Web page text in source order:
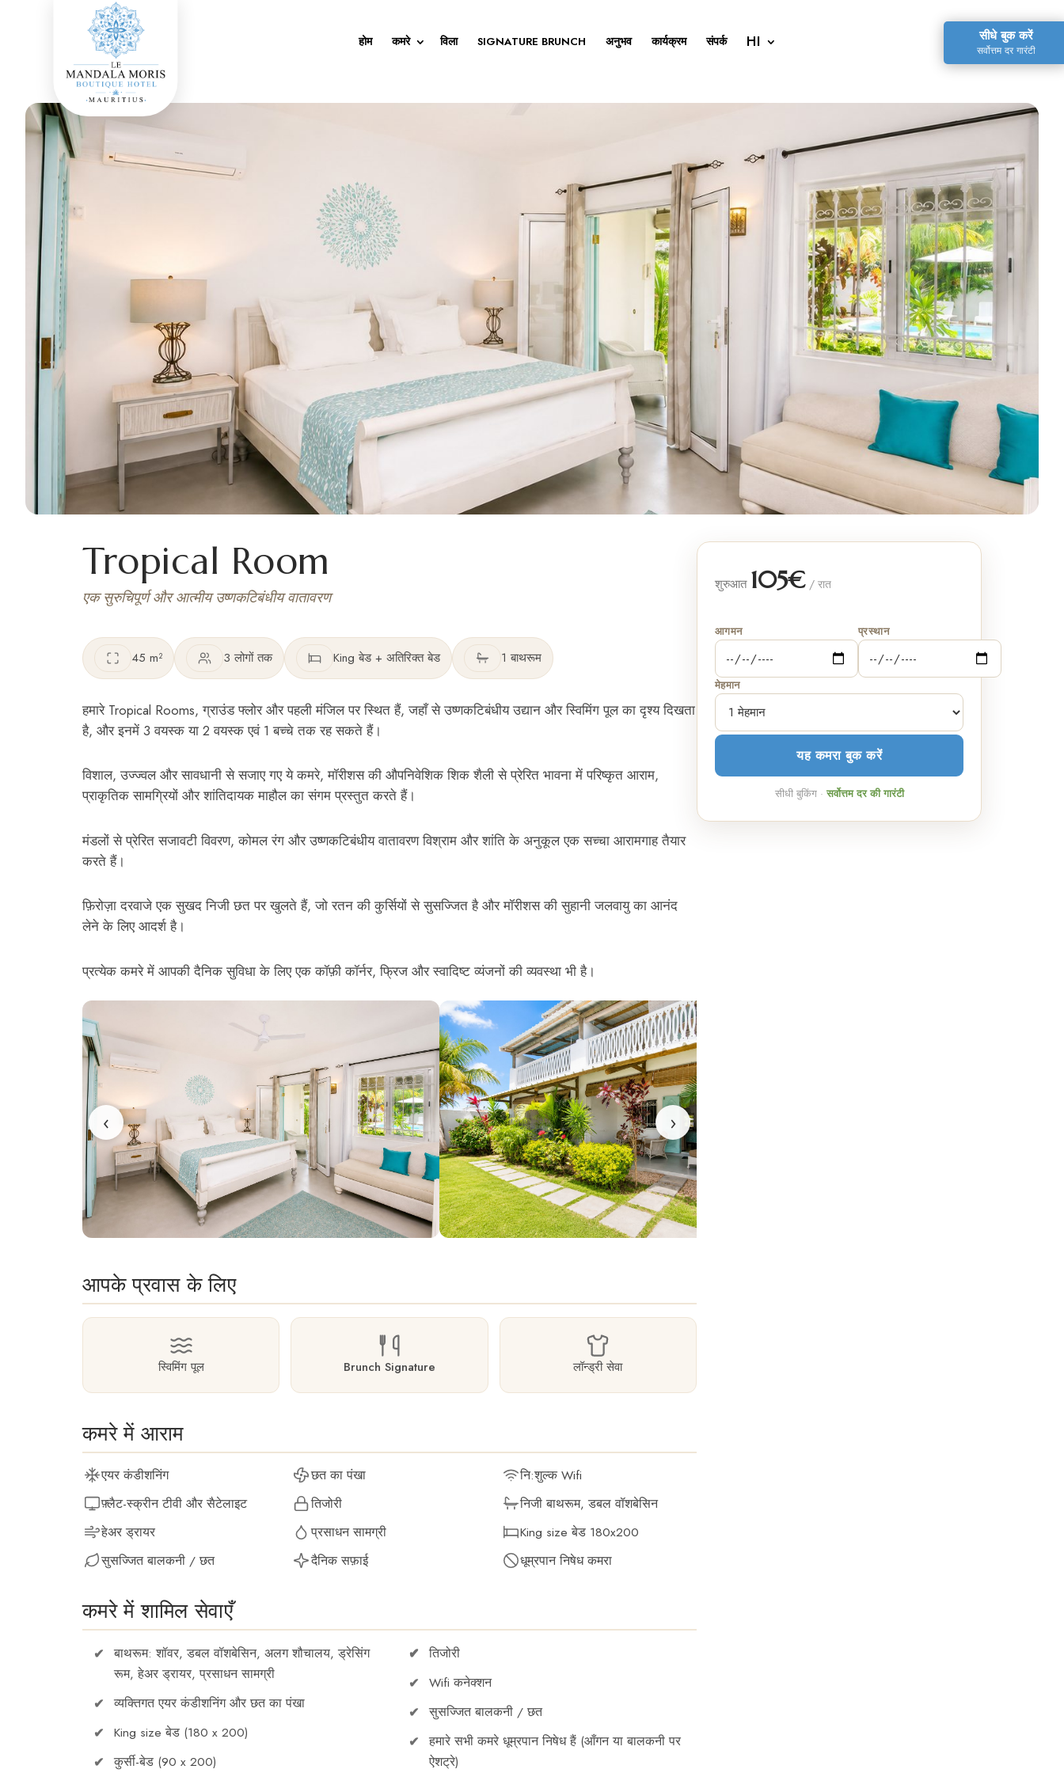
होम कमरे विला SIGNATURE BRUNCH अनुभव कार्यक्रम संपर्क सीधे बुक करें
सर्वोत्तम दर गारंटी
Tropical Room
एक सुरुचिपूर्ण और आत्मीय उष्णकटिबंधीय वातावरण
45 m² 3 लोगों तक King बेड + अतिरिक्त बेड 1 बाथरूम
हमारे Tropical Rooms, ग्राउंड फ्लोर और पहली मंजिल पर स्थित हैं, जहाँ से उष्णकटिबंधीय उद्यान और स्विमिंग पूल का दृश्य दिखता
है, और इनमें 3 वयस्क या 2 वयस्क एवं 1 बच्चे तक रह सकते हैं।
विशाल, उज्ज्वल और सावधानी से सजाए गए ये कमरे, मॉरीशस की औपनिवेशिक शिक शैली से प्रेरित भावना में परिष्कृत आराम,
प्राकृतिक सामग्रियों और शांतिदायक माहौल का संगम प्रस्तुत करते हैं।
मंडलों से प्रेरित सजावटी विवरण, कोमल रंग और उष्णकटिबंधीय वातावरण विश्राम और शांति के अनुकूल एक सच्चा आरामगाह तैयार
करते हैं।
फ़िरोज़ा दरवाजे एक सुखद निजी छत पर खुलते हैं, जो रतन की कुर्सियों से सुसज्जित है और मॉरीशस की सुहानी जलवायु का आनंद
लेने के लिए आदर्श है।
प्रत्येक कमरे में आपकी दैनिक सुविधा के लिए एक कॉफ़ी कॉर्नर, फ्रिज और स्वादिष्ट व्यंजनों की व्यवस्था भी है।
‹ ›
आपके प्रवास के लिए
स्विमिंग पूल Brunch Signature लॉन्ड्री सेवा
कमरे में आराम
एयर कंडीशनिंग छत का पंखा
नि:शुल्क Wifi
फ़्लैट-स्क्रीन टीवी और सैटेलाइट
तिजोरी
निजी बाथरूम, डबल वॉशबेसिन
हेअर ड्रायर
प्रसाधन सामग्री
King size बेड 180x200
सुसज्जित बालकनी / छत
दैनिक सफ़ाई धूम्रपान निषेध कमरा
कमरे में शामिल सेवाएँ
बाथरूम: शॉवर, डबल वॉशबेसिन, अलग शौचालय, ड्रेसिंग
रूम, हेअर ड्रायर, प्रसाधन सामग्री
व्यक्तिगत एयर कंडीशनिंग और छत का पंखा
King size बेड (180 x 200)
कुर्सी-बेड (90 x 200)
तिजोरी
Wifi कनेक्शन
सुसज्जित बालकनी / छत
हमारे सभी कमरे धूम्रपान निषेध हैं (आँगन या बालकनी पर
ऐशट्रे)
शुरुआत 105€ / रात
आगमन प्रस्थान
मेहमान
यह कमरा बुक करें
सीधी बुकिंग · सर्वोत्तम दर की गारंटी